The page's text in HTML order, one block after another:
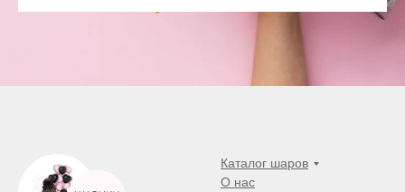
Каталог шаров
О нас